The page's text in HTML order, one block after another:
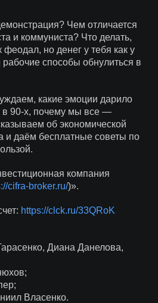
Чем отличается
и коммуниста? Что делать,
но денег у тебя как у
рабочие способы обнулиться в
какие эмоции дарило
в 90-х, почему мы все —
об экономической
и даём бесплатные советы по
компания
cifra-broker.ru/)».
https://clck.ru/33QRoK
Диана Данелова,
Власенко.